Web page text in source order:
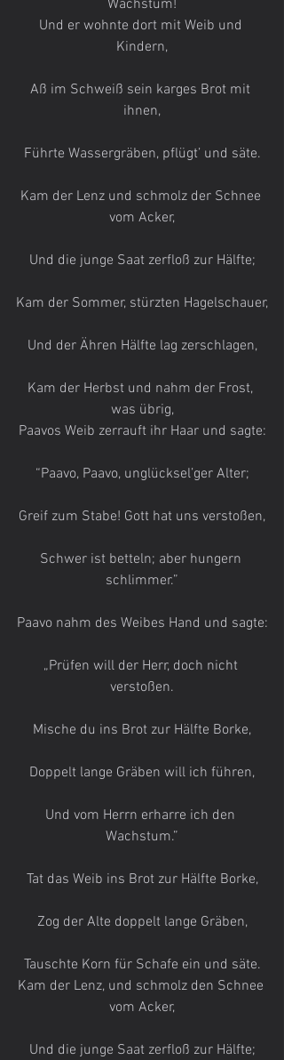
Wachstum!
Und er wohnte dort mit Weib und
Kindern,
Aß im Schweiß sein karges Brot mit
ihnen,
Führte Wassergräben, pflügt’ und säte.
Kam der Lenz und schmolz der Schnee
vom Acker,
Und die junge Saat zerfloß zur Hälfte;
Kam der Sommer, stürzten Hagelschauer,
Und der Ähren Hälfte lag zerschlagen,
Kam der Herbst und nahm der Frost,
was übrig,
Paavos Weib zerrauft ihr Haar und sagte:
“Paavo, Paavo, unglücksel’ger Alter;
Greif zum Stabe! Gott hat uns verstoßen,
Schwer ist betteln; aber hungern
schlimmer.”
Paavo nahm des Weibes Hand und sagte:
„Prüfen will der Herr, doch nicht
verstoßen.
Mische du ins Brot zur Hälfte Borke,
Doppelt lange Gräben will ich führen,
Und vom Herrn erharre ich den
Wachstum.”
Tat das Weib ins Brot zur Hälfte Borke,
Zog der Alte doppelt lange Gräben,
Tauschte Korn für Schafe ein und säte.
Kam der Lenz, und schmolz den Schnee
vom Acker,
Und die junge Saat zerfloß zur Hälfte;